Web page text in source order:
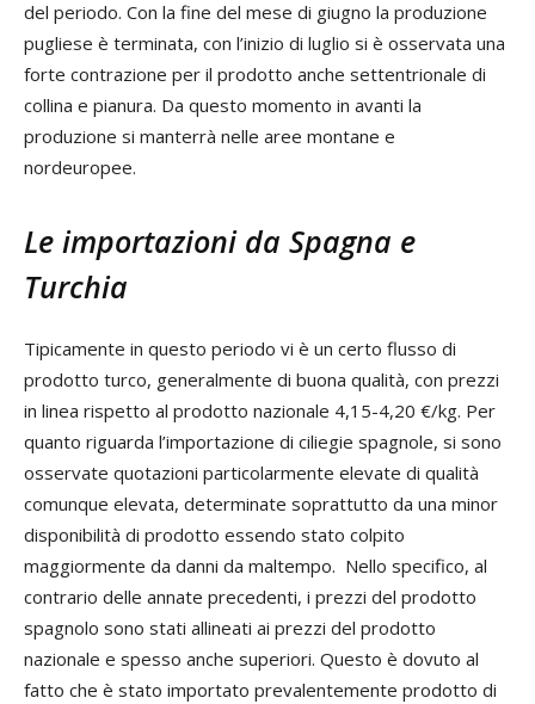
del periodo. Con la fine del mese di giugno la produzione
pugliese è terminata, con l’inizio di luglio si è osservata una
forte contrazione per il prodotto anche settentrionale di
collina e pianura. Da questo momento in avanti la
produzione si manterrà nelle aree montane e
nordeuropee.
Le importazioni da Spagna e
Turchia
Tipicamente in questo periodo vi è un certo flusso di
prodotto turco, generalmente di buona qualità, con prezzi
in linea rispetto al prodotto nazionale 4,15-4,20 €/kg. Per
quanto riguarda l’importazione di ciliegie spagnole, si sono
osservate quotazioni particolarmente elevate di qualità
comunque elevata, determinate soprattutto da una minor
disponibilità di prodotto essendo stato colpito
maggiormente da danni da maltempo. Nello specifico, al
contrario delle annate precedenti, i prezzi del prodotto
spagnolo sono stati allineati ai prezzi del prodotto
nazionale e spesso anche superiori. Questo è dovuto al
fatto che è stato importato prevalentemente prodotto di